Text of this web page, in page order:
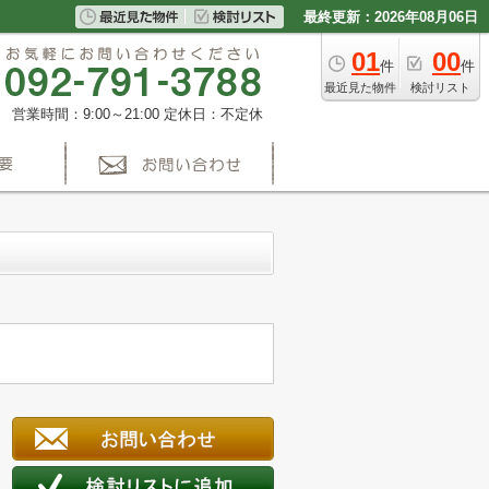
最終更新：2026年08月06日
01件
最近見た物件
00件
検討リスト
営業時間：9:00～21:00 定休日：不定休